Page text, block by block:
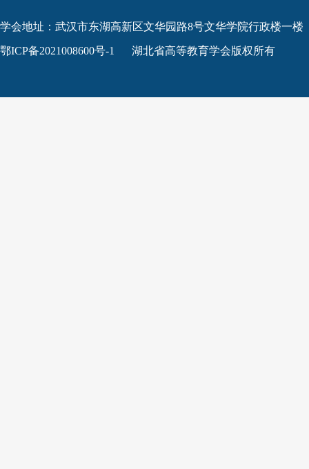
学会地址：武汉市东湖高新区文华园路8号文华学院行政楼一楼
鄂ICP备2021008600号-1 湖北省高等教育学会版权所有